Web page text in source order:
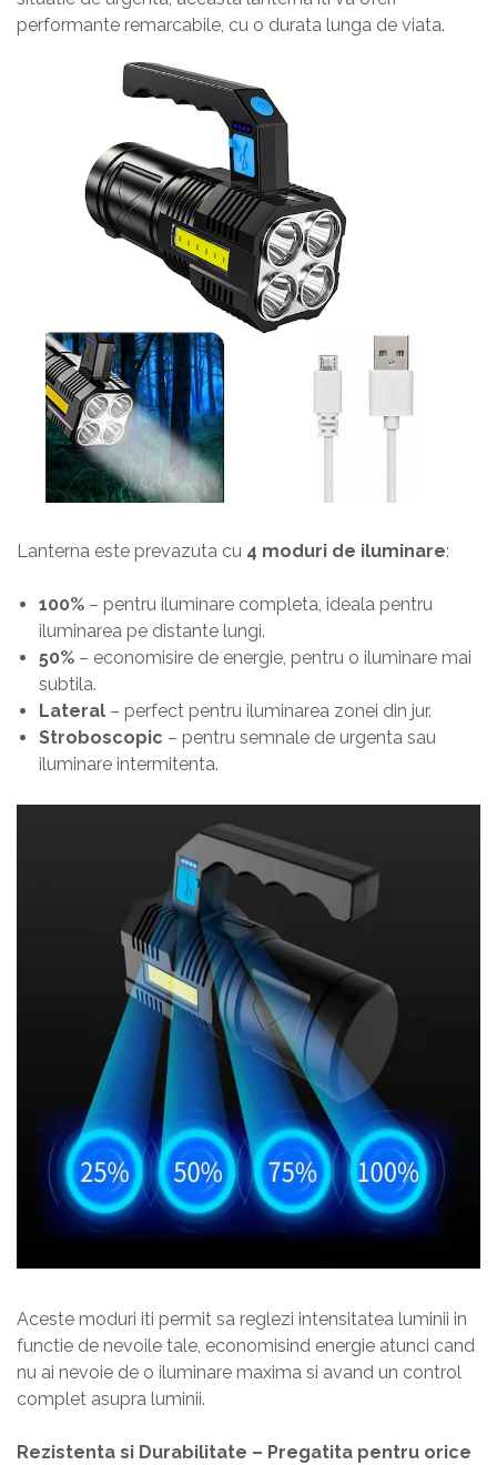
performante remarcabile, cu o durata lunga de viata.
Lanterna este prevazuta cu 4 moduri de iluminare:
100% – pentru iluminare completa, ideala pentru
iluminarea pe distante lungi.
50% – economisire de energie, pentru o iluminare mai
subtila.
Lateral – perfect pentru iluminarea zonei din jur.
Stroboscopic – pentru semnale de urgenta sau
iluminare intermitenta.
Aceste moduri iti permit sa reglezi intensitatea luminii in
functie de nevoile tale, economisind energie atunci cand
nu ai nevoie de o iluminare maxima si avand un control
complet asupra luminii.
Rezistenta si Durabilitate – Pregatita pentru orice